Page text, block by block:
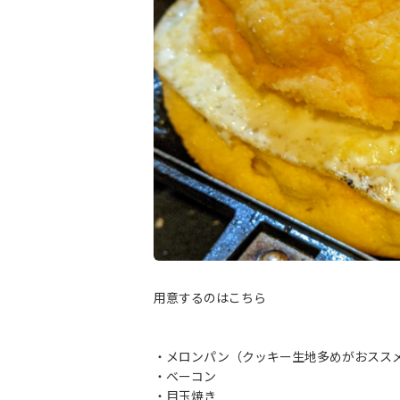
用意するのはこちら
・メロンパン（クッキー生地多めがおスス
・ベーコン
・目玉焼き